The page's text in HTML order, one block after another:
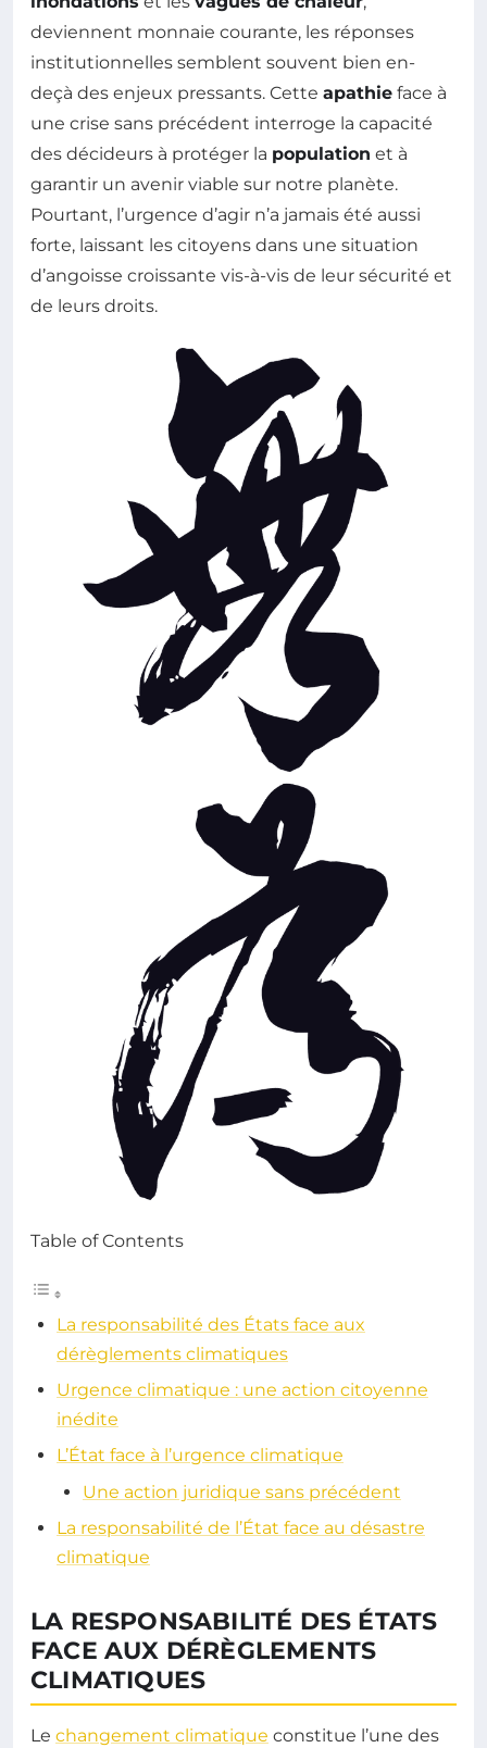
deviennent monnaie courante, les réponses
institutionnelles semblent souvent bien en-
deçà des enjeux pressants. Cette apathie face à
une crise sans précédent interroge la capacité
des décideurs à protéger la population et à
garantir un avenir viable sur notre planète.
Pourtant, l’urgence d’agir n’a jamais été aussi
forte, laissant les citoyens dans une situation
d’angoisse croissante vis-à-vis de leur sécurité et
de leurs droits.
Table of Contents
La responsabilité des États face aux
dérèglements climatiques
Urgence climatique : une action citoyenne
inédite
L’État face à l’urgence climatique
Une action juridique sans précédent
La responsabilité de l’État face au désastre
climatique
LA RESPONSABILITÉ DES ÉTATS
FACE AUX DÉRÈGLEMENTS
CLIMATIQUES
Le changement climatique constitue l’une des